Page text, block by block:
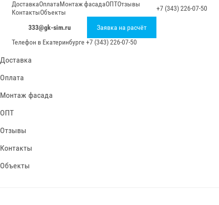
ДоставкаОплатаМонтаж фасадаОПТОтзывы
КонтактыОбъекты +7 (343) 226-07-50
333@gk-sim.ru
Заявка на расчёт
Телефон в Екатеринбурге +7 (343) 226-07-50
Доставка
Оплата
Монтаж фасада
ОПТ
Отзывы
Контакты
Объекты